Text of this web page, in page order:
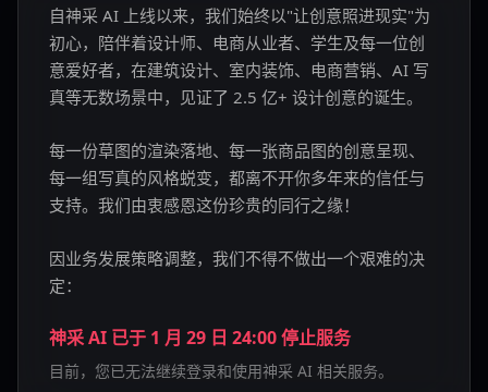
自神采 AI 上线以来，我们始终以"让创意照进现实"为
初心，陪伴着设计师、电商从业者、学生及每一位创
意爱好者，在建筑设计、室内装饰、电商营销、AI 写
真等无数场景中，见证了 2.5 亿+ 设计创意的诞生。
每一份草图的渲染落地、每一张商品图的创意呈现、
每一组写真的风格蜕变，都离不开你多年来的信任与
支持。我们由衷感恩这份珍贵的同行之缘！
因业务发展策略调整，我们不得不做出一个艰难的决
定：
神采 AI 已于 1 月 29 日 24:00 停止服务
目前，您已无法继续登录和使用神采 AI 相关服务。